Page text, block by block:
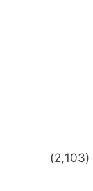
(2,103)